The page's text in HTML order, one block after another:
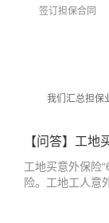
签订担保合同
我们汇总担保
【问答】工
工地买意外保险
险。工地工人意